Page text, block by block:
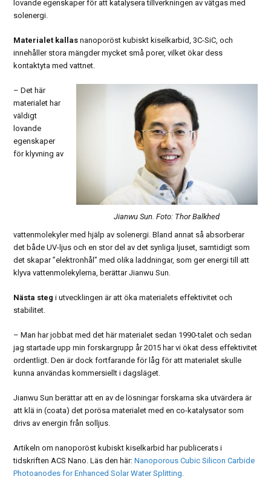
lovande egenskaper för att katalysera tillverkningen av vätgas med
solenergi.
Materialet kallas nanoporöst kubiskt kiselkarbid, 3C-SiC, och
innehåller stora mängder mycket små porer, vilket ökar dess
kontaktyta med vattnet.
Jianwu Sun. Foto: Thor Balkhed
– Det här
materialet har
väldigt
lovande
egenskaper
för klyvning av
vattenmolekyler med hjälp av solenergi. Bland annat så absorberar
det både UV-ljus och en stor del av det synliga ljuset, samtidigt som
det skapar ”elektronhål” med olika laddningar, som ger energi till att
klyva vattenmolekylerna, berättar Jianwu Sun.
Nästa steg i utvecklingen är att öka materialets effektivitet och
stabilitet.
– Man har jobbat med det här materialet sedan 1990-talet och sedan
jag startade upp min forskargrupp år 2015 har vi ökat dess effektivitet
ordentligt. Den är dock fortfarande för låg för att materialet skulle
kunna användas kommersiellt i dagsläget.
Jianwu Sun berättar att en av de lösningar forskarna ska utvärdera är
att klä in (coata) det porösa materialet med en co-katalysator som
drivs av energin från solljus.
Artikeln om nanoporöst kubiskt kiselkarbid har publicerats i
tidskriften ACS Nano. Läs den här:Nanoporous Cubic Silicon Carbide
Photoanodes for Enhanced Solar Water Splitting.